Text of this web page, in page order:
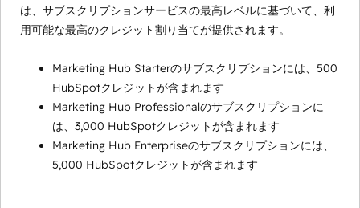
は、サブスクリプションサービスの最高レベルに基づいて、利
用可能な最高のクレジット割り当てが提供されます。
Marketing Hub Starterのサブスクリプションには、500
HubSpotクレジットが含まれます
Marketing Hub Professionalのサブスクリプションに
は、3,000 HubSpotクレジットが含まれます
Marketing Hub Enterpriseのサブスクリプションには、
5,000 HubSpotクレジットが含まれます